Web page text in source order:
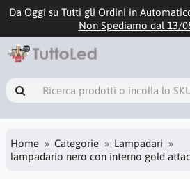
Da Oggi su Tutti gli Ordini in
Non Spediamo dal 13/
Home Categorie
Lampadari
lampadario nero con interno gold